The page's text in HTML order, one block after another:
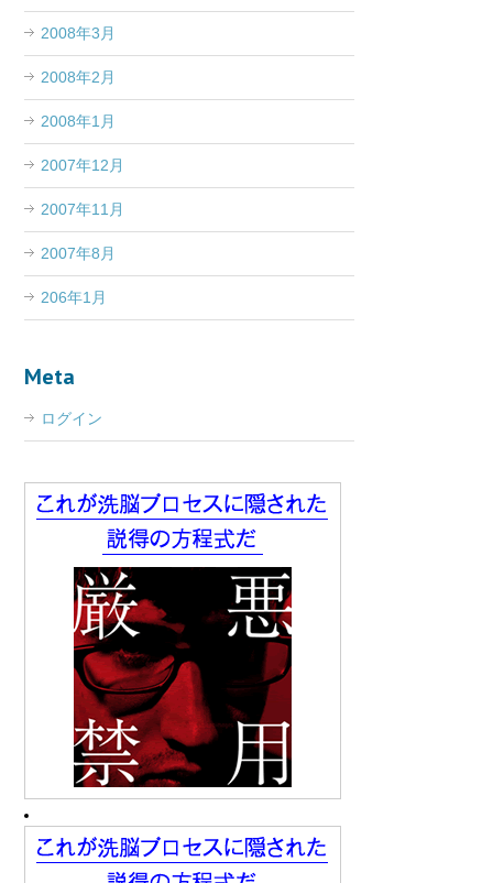
2008年3月
2008年2月
2008年1月
2007年12月
2007年11月
2007年8月
206年1月
Meta
ログイン